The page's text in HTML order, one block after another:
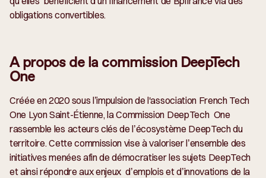
obligations convertibles.
A propos de la commission DeepTech
One
Créée en 2020 sous l’impulsion de l'association French Tech
One Lyon Saint-Étienne, la Commission DeepTech One
rassemble les acteurs clés de l’écosystème DeepTech du
territoire. Cette commission vise à valoriser l’ensemble des
initiatives menées afin de démocratiser les sujets DeepTech
et ainsi répondre aux enjeux d’emplois et d’innovations de la